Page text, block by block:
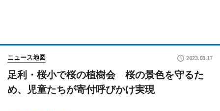
ニュース地図 2023.03.17
足利・桜小で桜の植樹会 桜の景色を守るた
め、児童たちが寄付呼びかけ実現